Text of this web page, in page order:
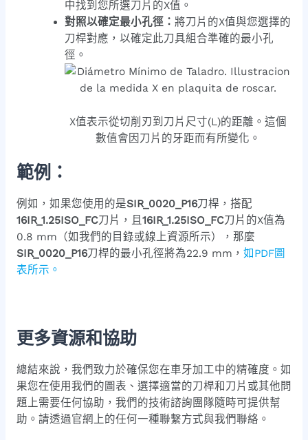
中找到您所選刀片的X值。
對照以確定最小孔徑： 將刀片的X值與您選擇的
刀桿對應，以確定此刀具組合準確的最小孔
徑。
X值表示從切削刃到刀片尺寸(L)的距離。這個
數值會因刀片的牙距而有所變化。
範例：
例如，如果您使用的是SIR_0020_P16刀桿，搭配
16IR_1.25ISO_FC刀片，且 16IR_1.25ISO_FC刀片的X值為
0.8 mm（如我們的目錄或線上資源所示），那麼
SIR_0020_P16刀桿的最小孔徑將為22.9 mm， 如PDF圖
表所示。
更多資源和協助
總結來說，我們致力於確保您在車牙加工中的精確度。如
果您在使用我們的圖表、選擇適當的刀桿和刀片或其他問
題上需要任何協助，我們的技術諮詢團隊隨時可提供幫
助。請透過官網上的任何一種聯繫方式與我們聯絡。